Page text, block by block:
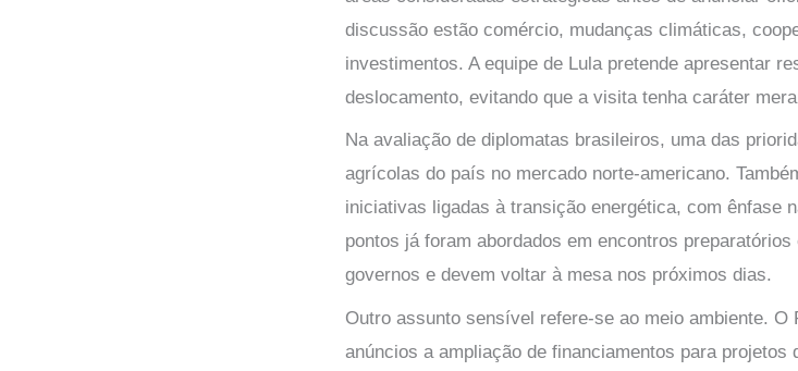
discussão estão comércio, mudanças climáticas,
investimentos. A equipe de Lula pretende apresentar
deslocamento, evitando que a visita tenha caráter
Na avaliação de diplomatas brasileiros, uma das
agrícolas do país no mercado norte-americano.
iniciativas ligadas à transição energética, com ênfase
pontos já foram abordados em encontros
governos e devem voltar à mesa nos próximos dias.
Outro assunto sensível refere-se ao meio ambiente. O
anúncios a ampliação de financiamentos para projetos